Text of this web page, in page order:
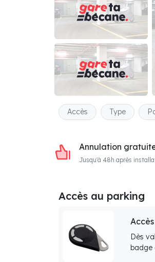
Accès Type
Annulation
Jusqu'à 48h après
Accès au parking
Dès
badge